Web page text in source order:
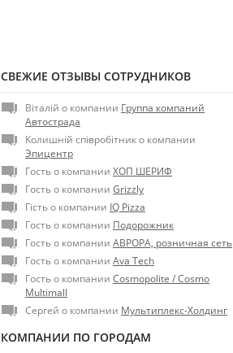
СВЕЖИЕ ОТЗЫВЫ СОТРУДНИКОВ
Віталій о компании Группа компаний
Автострада
Колишній співробітник о компании
Эпицентр
Гость о компании ХОП ШЕРИФ
Гость о компании Grizzly
Гість о компании IQ Pizza
Гость о компании Подорожник
Гость о компании АВРОРА, розничная сеть
Гость о компании Ava Tech
Гость о компании Сosmopolite / Cosmo
Multimall
Сергей о компании Мультиплекс-Холдинг
КОМПАНИИ ПО ГОРОДАМ